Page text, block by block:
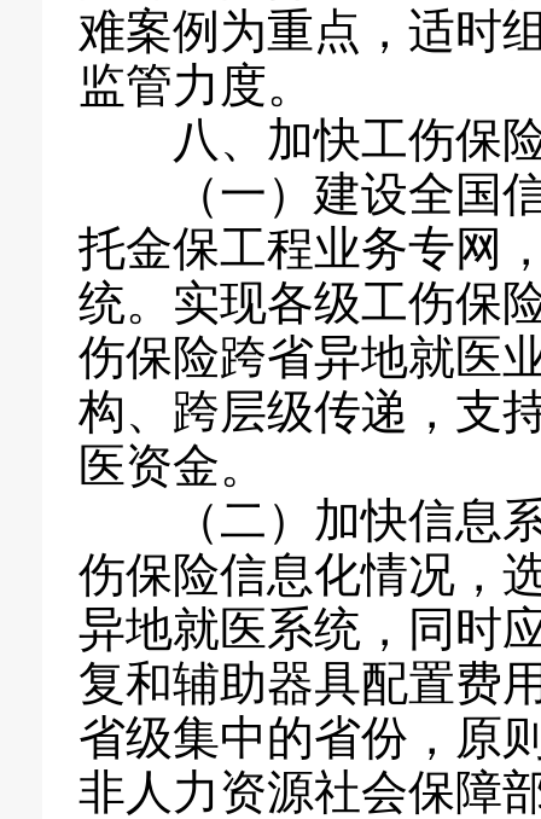
难案例为重点，适时
监管力度。
八、加快工伤保险
（一）建设全国信
托金保工程业务专网
统。实现各级工伤保
伤保险跨省异地就医
构、跨层级传递，支
医资金。
（二）加快信息系
伤保险信息化情况，
异地就医系统，同时
复和辅助器具配置费
省级集中的省份，原
非人力资源社会保障